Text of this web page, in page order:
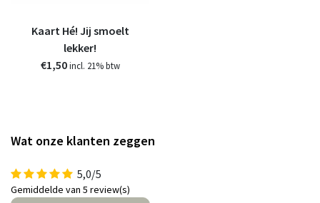
Kaart Hé! Jij smoelt
lekker!
€1,50 incl. 21% btw
Wat onze klanten zeggen
5,0/5
Gemiddelde van 5 review(s)